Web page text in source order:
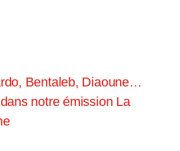
Bentaleb, Diaoune…
notre émission La